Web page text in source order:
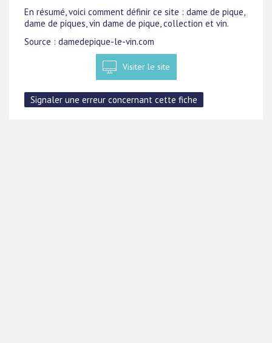
En résumé, voici comment définir ce site : dame de pique,
dame de piques, vin dame de pique, collection et vin.
Source : damedepique-le-vin.com
Visiter le site